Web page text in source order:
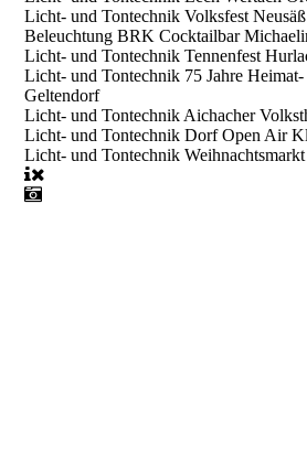
Licht- und Tontechnik Volksfest Neusäß
Beleuchtung BRK Cocktailbar
Licht- und Tontechnik Tennenfest
Licht- und Tontechnik 75 Jahre
Geltendorf
Licht- und Tontechnik Aichacher
Licht- und Tontechnik Dorf Open Air
Licht- und Tontechnik